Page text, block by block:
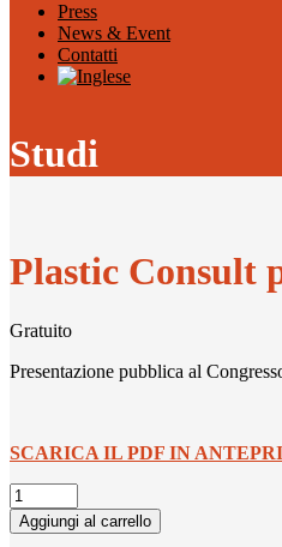
Press
News & Event
Contatti
Studi
Plastic Consult
Gratuito
Presentazione pubblica al
SCARICA IL PDF IN
Plastic
Consult
per
Aggiungi al carrello